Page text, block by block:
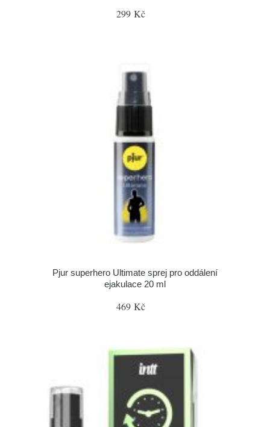
299 Kč
Pjur superhero Ultimate sprej pro oddálení
ejakulace 20 ml
469 Kč